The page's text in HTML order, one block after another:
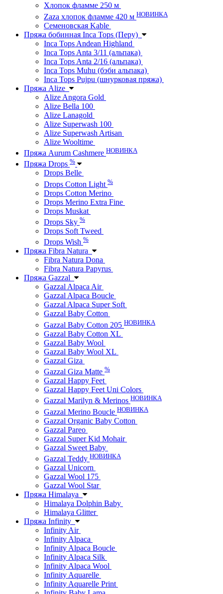
Хлопок фламме 250 м
Zaza хлопок фламме 420 м НОВИНКА
Семеновская Kable
Пряжа бобинная Inca Tops (Перу)
Inca Tops Andean Highland
Inca Tops Anta 3/11 (альпака)
Inca Tops Anta 2/16 (альпака)
Inca Tops Muhu (бэби альпака)
Inca Tops Pujpu (шнурковая пряжа)
Пряжа Alize
Alize Angora Gold
Alize Bella 100
Alize Lanagold
Alize Superwash 100
Alize Superwash Artisan
Alize Wooltime
Пряжа Aurum Cashmere НОВИНКА
Пряжа Drops %
Drops Belle
Drops Cotton Light %
Drops Cotton Merino
Drops Merino Extra Fine
Drops Muskat
Drops Sky %
Drops Soft Tweed
Drops Wish %
Пряжа Fibra Natura
Fibra Natura Dona
Fibra Natura Papyrus
Пряжа Gazzal
Gazzal Alpaca Air
Gazzal Alpaca Boucle
Gazzal Alpaca Super Soft
Gazzal Baby Cotton
Gazzal Baby Cotton 205 НОВИНКА
Gazzal Baby Cotton XL
Gazzal Baby Wool
Gazzal Baby Wool XL
Gazzal Giza
Gazzal Giza Matte %
Gazzal Happy Feet
Gazzal Happy Feet Uni Colors
Gazzal Marilyn & Merinos НОВИНКА
Gazzal Merino Boucle НОВИНКА
Gazzal Organic Baby Cotton
Gazzal Pareo
Gazzal Super Kid Mohair
Gazzal Sweet Baby
Gazzal Teddy НОВИНКА
Gazzal Unicorn
Gazzal Wool 175
Gazzal Wool Star
Пряжа Himalaya
Himalaya Dolphin Baby
Himalaya Glitter
Пряжа Infinity
Infinity Air
Infinity Alpaca
Infinity Alpaca Boucle
Infinity Alpaca Silk
Infinity Alpaca Wool
Infinity Aquarelle
Infinity Aquarelle Print